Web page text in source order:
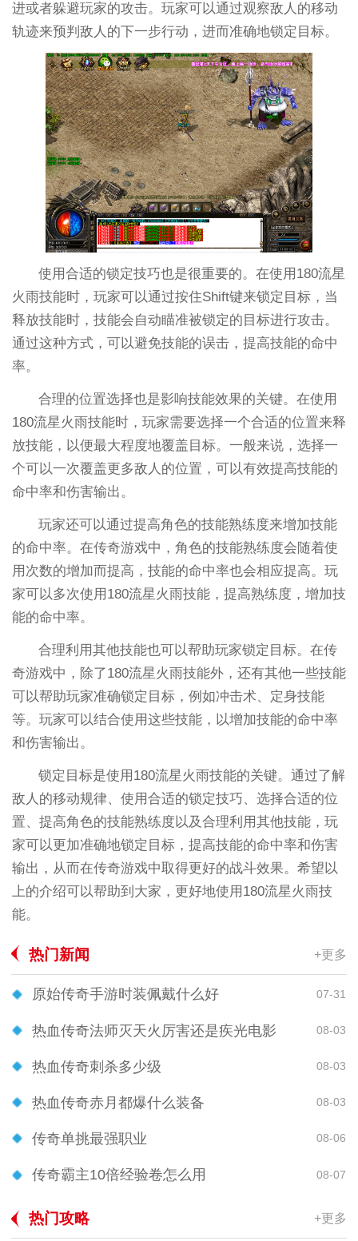
进或者躲避玩家的攻击。玩家可以通过观察敌人的移动
轨迹来预判敌人的下一步行动，进而准确地锁定目标。
使用合适的锁定技巧也是很重要的。在使用180流星
火雨技能时，玩家可以通过按住Shift键来锁定目标，当
释放技能时，技能会自动瞄准被锁定的目标进行攻击。
通过这种方式，可以避免技能的误击，提高技能的命中
率。
合理的位置选择也是影响技能效果的关键。在使用
180流星火雨技能时，玩家需要选择一个合适的位置来释
放技能，以便最大程度地覆盖目标。一般来说，选择一
个可以一次覆盖更多敌人的位置，可以有效提高技能的
命中率和伤害输出。
玩家还可以通过提高角色的技能熟练度来增加技能
的命中率。在传奇游戏中，角色的技能熟练度会随着使
用次数的增加而提高，技能的命中率也会相应提高。玩
家可以多次使用180流星火雨技能，提高熟练度，增加技
能的命中率。
合理利用其他技能也可以帮助玩家锁定目标。在传
奇游戏中，除了180流星火雨技能外，还有其他一些技能
可以帮助玩家准确锁定目标，例如冲击术、定身技能
等。玩家可以结合使用这些技能，以增加技能的命中率
和伤害输出。
锁定目标是使用180流星火雨技能的关键。通过了解
敌人的移动规律、使用合适的锁定技巧、选择合适的位
置、提高角色的技能熟练度以及合理利用其他技能，玩
家可以更加准确地锁定目标，提高技能的命中率和伤害
输出，从而在传奇游戏中取得更好的战斗效果。希望以
上的介绍可以帮助到大家，更好地使用180流星火雨技
能。
热门新闻 +更多
原始传奇手游时装佩戴什么好 07-31
热血传奇法师灭天火厉害还是疾光电影 08-03
热血传奇刺杀多少级 08-03
热血传奇赤月都爆什么装备 08-03
传奇单挑最强职业 08-06
传奇霸主10倍经验卷怎么用 08-07
热门攻略 +更多